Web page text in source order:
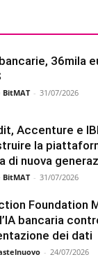
36mila
BitMAT - 31/07/2026
Accenture e
la
di nuova
BitMAT - 31/07/2026
Foundation
bancaria
dei dati
- 24/07/2026